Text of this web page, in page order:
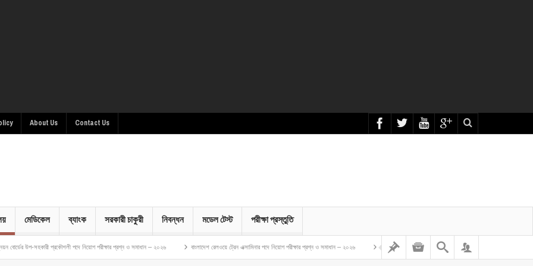
About Us Contact Us
মেডিকেল ব্যাংক সরকারী চাকুরী নিবন্ধন মডেল টেস্ট পরীক্ষা প্রস্তুতি
প্রকৌশলী পদে নিয়োগ পরীক্ষার প্রশ্ন ও সমাধান – ২০২৬ বাংলাদেশ রেলওয়ে ট্রেন এক্সামিনার পদে নিয়োগ পরীক্ষার প্রশ্ন ও সমাধান – ২০২৬ বাংলাদেশ গম ও ভুট্টা গবেষণা ইনস্টিটিউট এর অফিস সহকারী কাম কম্পিউটার মুদ্রাক্ষরিক